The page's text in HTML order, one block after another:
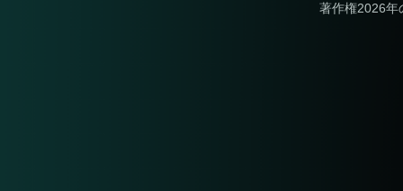
著作権2026年